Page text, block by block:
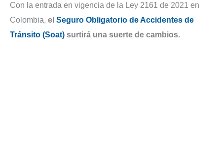
Con la entrada en vigencia de la Ley 2161 de 2021 en
Colombia, el Seguro Obligatorio de Accidentes de
Tránsito (Soat) surtirá una suerte de cambios.